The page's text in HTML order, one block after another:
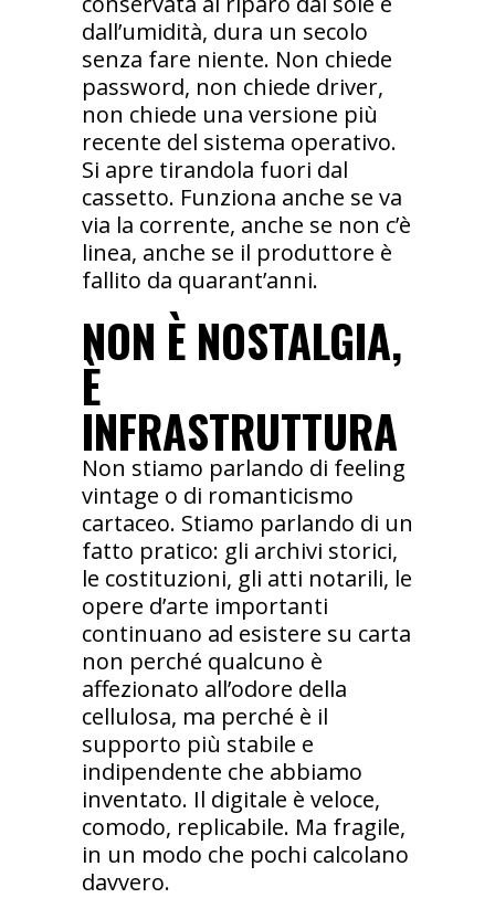
dall’umidità, dura un secolo
senza fare niente. Non chiede
password, non chiede driver,
non chiede una versione più
recente del sistema operativo.
Si apre tirandola fuori dal
cassetto. Funziona anche se va
via la corrente, anche se non c’è
linea, anche se il produttore è
fallito da quarant’anni.
NON È NOSTALGIA,
È
INFRASTRUTTURA
Non stiamo parlando di feeling
vintage o di romanticismo
cartaceo. Stiamo parlando di un
fatto pratico: gli archivi storici,
le costituzioni, gli atti notarili, le
opere d’arte importanti
continuano ad esistere su carta
non perché qualcuno è
affezionato all’odore della
cellulosa, ma perché è il
supporto più stabile e
indipendente che abbiamo
inventato. Il digitale è veloce,
comodo, replicabile. Ma fragile,
in un modo che pochi calcolano
davvero.